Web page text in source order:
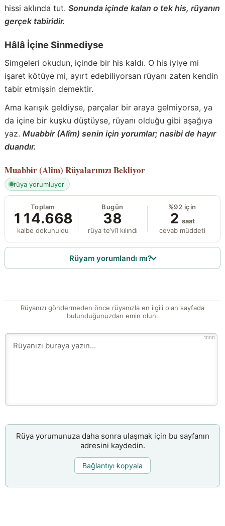
hissi aklında tut. Sonunda içinde kalan o tek his, rüyanın
gerçek tabiridir.
Hâlâ İçine Sinmediyse
Simgeleri okudun, içinde bir his kaldı. O his iyiye mi
işaret kötüye mi, ayırt edebiliyorsan rüyanı zaten kendin
tabir etmişsin demektir.
Ama karışık geldiyse, parçalar bir araya gelmiyorsa, ya
da içine bir kuşku düştüyse, rüyanı olduğu gibi aşağıya
yaz. Muabbir (Alîm) senin için yorumlar; nasibi de hayır
duandır.
Muabbir (Alîm) Rüyalarınızı Bekliyor
rüya yorumluyor
Toplam
114.668
kalbe dokunuldu
Bugün
38
rüya te’vîl kılındı
%92 için
2 saat
cevab müddeti
Rüyam yorumlandı mı?
Rüyanızı göndermeden önce rüyanızla en ilgili olan sayfada
bulunduğunuzdan emin olun.
1000
Rüya yorumunuza daha sonra ulaşmak için bu sayfanın
adresini kaydedin.
Bağlantıyı kopyala